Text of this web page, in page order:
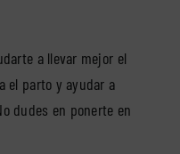
a llevar mejor el
el parto y ayudar a
dudes en ponerte en